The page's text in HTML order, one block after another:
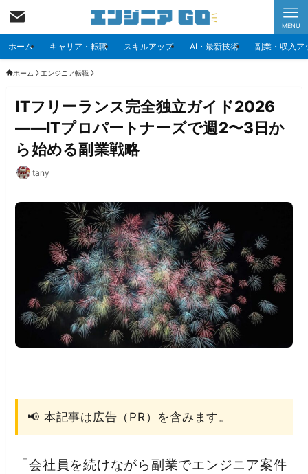
MENU
ホーム キャリア・転職 スキルアップ AI・最新技術 副業・収入ア
ホーム エンジニア転職
ITフリーランス完全独立ガイド2026
——ITプロパートナーズで週2〜3日か
ら始める副業戦略
tany
📢 本記事は広告（PR）を含みます。
「会社員を続けながら副業でエンジニア案件